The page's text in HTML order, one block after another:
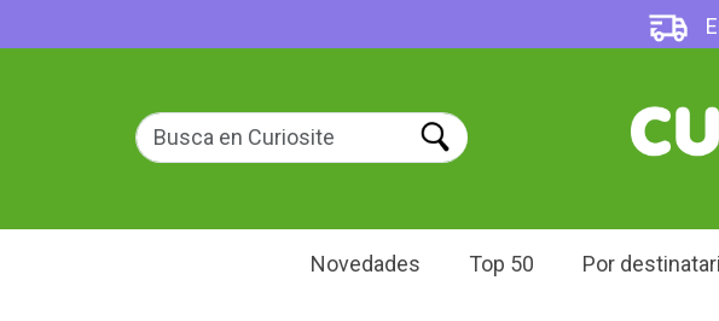
Novedades Top 50 Por